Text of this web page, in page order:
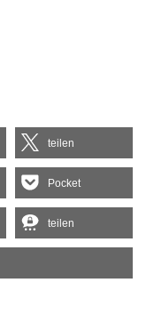
teilen
Pocket
teilen